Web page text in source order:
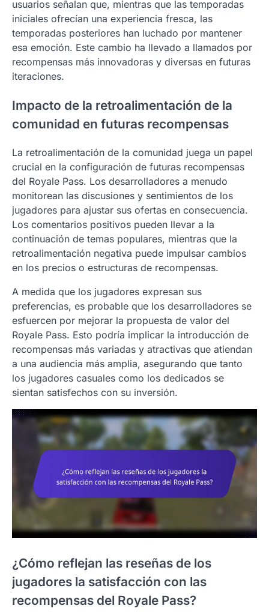
usuarios señalan que, mientras que las temporadas
iniciales ofrecían una experiencia fresca, las
temporadas posteriores han luchado por mantener
esa emoción. Este cambio ha llevado a llamados por
recompensas más innovadoras y diversas en futuras
iteraciones.
Impacto de la retroalimentación de la
comunidad en futuras recompensas
La retroalimentación de la comunidad juega un papel
crucial en la configuración de futuras recompensas
del Royale Pass. Los desarrolladores a menudo
monitorean las discusiones y sentimientos de los
jugadores para ajustar sus ofertas en consecuencia.
Los comentarios positivos pueden llevar a la
continuación de temas populares, mientras que la
retroalimentación negativa puede impulsar cambios
en los precios o estructuras de recompensas.
A medida que los jugadores expresan sus
preferencias, es probable que los desarrolladores se
esfuercen por mejorar la propuesta de valor del
Royale Pass. Esto podría implicar la introducción de
recompensas más variadas y atractivas que atiendan
a una audiencia más amplia, asegurando que tanto
los jugadores casuales como los dedicados se
sientan satisfechos con su inversión.
¿Cómo reflejan las reseñas de los
jugadores la satisfacción con las
recompensas del Royale Pass?